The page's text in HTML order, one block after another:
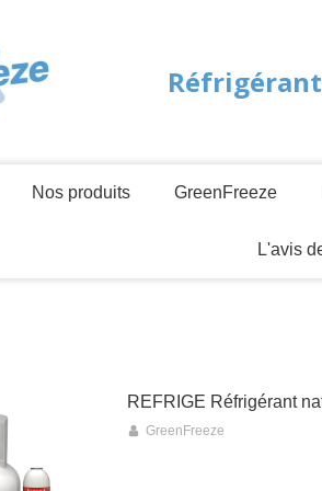
Nos produits GreenFreeze
L'avis
REFRIGE Réfrigérant
GreenFreeze